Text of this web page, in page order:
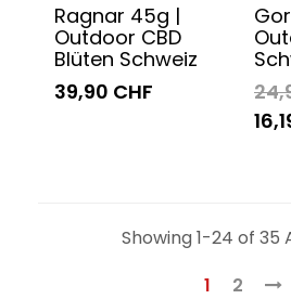
Ragnar 45g |
Outdoor CBD
Blüten Schweiz
39,90 CHF
Showing 1-24 of 35
1
2